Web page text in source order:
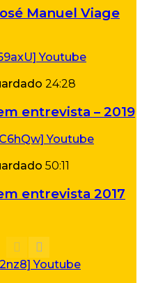
Manuel Viage
24:28
entrevista – 2019
50:11
entrevista 2017